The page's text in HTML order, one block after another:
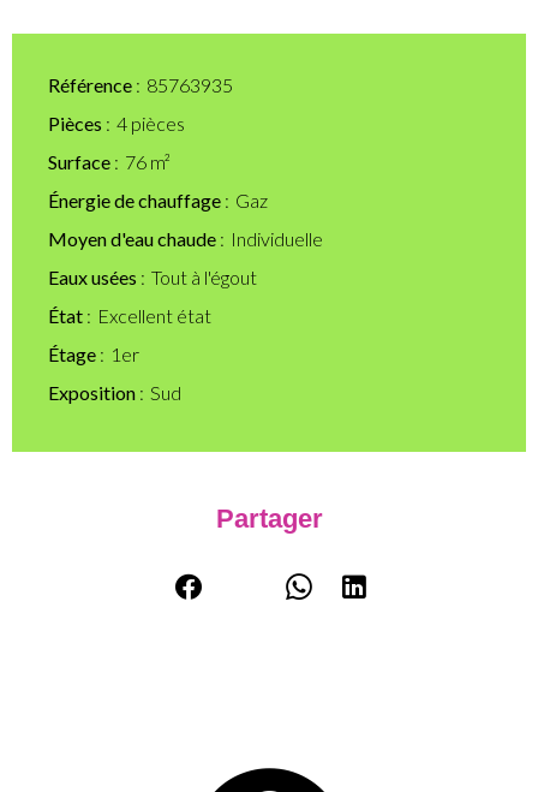
Référence
85763935
Pièces
4 pièces
Surface
76 m²
Énergie de chauffage
Gaz
Moyen d'eau chaude
Individuelle
Eaux usées
Tout à l'égout
État
Excellent état
Étage
1er
Exposition
Sud
Partager